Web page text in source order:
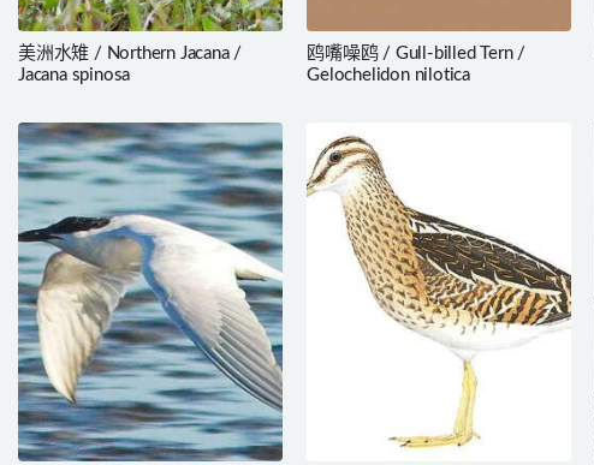
美洲水雉 / Northern Jacana /
Jacana spinosa
鸥嘴噪鸥 / Gull-billed Tern /
Gelochelidon nilotica